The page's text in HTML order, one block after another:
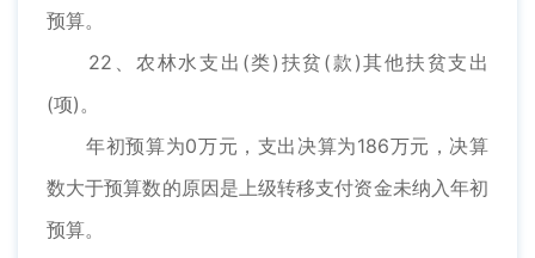
预算。
22、农林水支出(类)扶贫(款)其他扶贫支出
(项)。
年初预算为0万元，支出决算为186万元，决算
数大于预算数的原因是上级转移支付资金未纳入年初
预算。